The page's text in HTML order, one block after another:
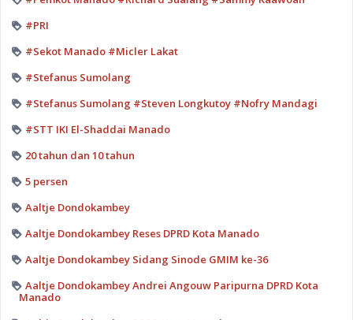
#PRI
#Sekot Manado #Micler Lakat
#Stefanus Sumolang
#Stefanus Sumolang #Steven Longkutoy #Nofry Mandagi
#STT IKI El-Shaddai Manado
20 tahun dan 10 tahun
5 persen
Aaltje Dondokambey
Aaltje Dondokambey Reses DPRD Kota Manado
Aaltje Dondokambey Sidang Sinode GMIM ke-36
Aaltje Dondokambey Andrei Angouw Paripurna DPRD Kota
Manado